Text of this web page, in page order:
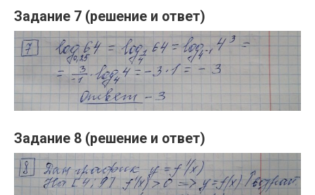
Задание 7 (решение и ответ)
Задание 8 (решение и ответ)